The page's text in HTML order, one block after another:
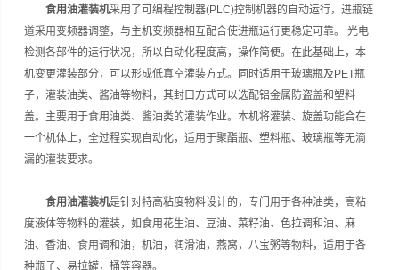
食用油灌装机采用了可编程控制器(PLC)控制机器的自动运行，进瓶链
道采用变频器调整，与主机变频器相互配合使进瓶运行更稳定可靠。 光电
检测各部件的运行状况，所以自动化程度高，操作简便。在此基础上，本
机变更灌装部分，可以形成低真空灌装方式。同时适用于玻璃瓶及PET瓶
子，灌装油类、酱油等物料，其封口方式可以选配铝金属防盗盖和塑料
盖。主要用于食用油类、酱油类的灌装作业。本机将灌装、旋盖功能合在
一个机体上，全过程实现自动化，适用于聚酯瓶、塑料瓶、玻璃瓶等无滴
漏的灌装要求。
食用油灌装机是针对特高粘度物料设计的，专门用于各种油类，高粘
度液体等物料的灌装，如食用花生油、豆油、菜籽油、色拉调和油、麻
油、香油、食用调和油，机油，润滑油，燕窝，八宝粥等物料，适用于各
种瓶子、易拉罐，桶等容器。